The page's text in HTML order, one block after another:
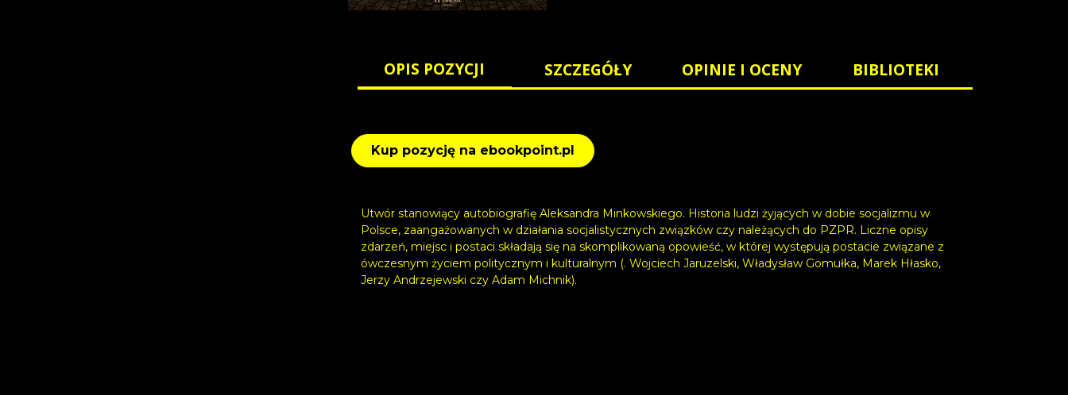
OPIS POZYCJI SZCZEGÓŁY OPINIE I OCENY BIBLIOTEKI
Kup pozycję na ebookpoint.pl
Utwór stanowiący autobiografię Aleksandra Minkowskiego. Historia ludzi żyjących w dobie socjalizmu w
Polsce, zaangażowanych w działania socjalistycznych związków czy należących do PZPR. Liczne opisy
zdarzeń, miejsc i postaci składają się na skomplikowaną opowieść, w której występują postacie związane z
ówczesnym życiem politycznym i kulturalnym (. Wojciech Jaruzelski, Władysław Gomułka, Marek Hłasko,
Jerzy Andrzejewski czy Adam Michnik).